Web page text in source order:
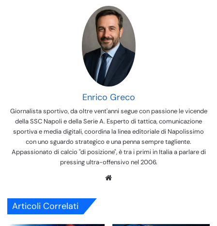
Enrico Greco
Giornalista sportivo, da oltre vent'anni segue con passione le vicende
della SSC Napoli e della Serie A. Esperto di tattica, comunicazione
sportiva e media digitali, coordina la linea editoriale di Napolissimo
con uno sguardo strategico e una penna sempre tagliente.
Appassionato di calcio "di posizione", è tra i primi in Italia a parlare di
pressing ultra-offensivo nel 2006.
Articoli Correlati